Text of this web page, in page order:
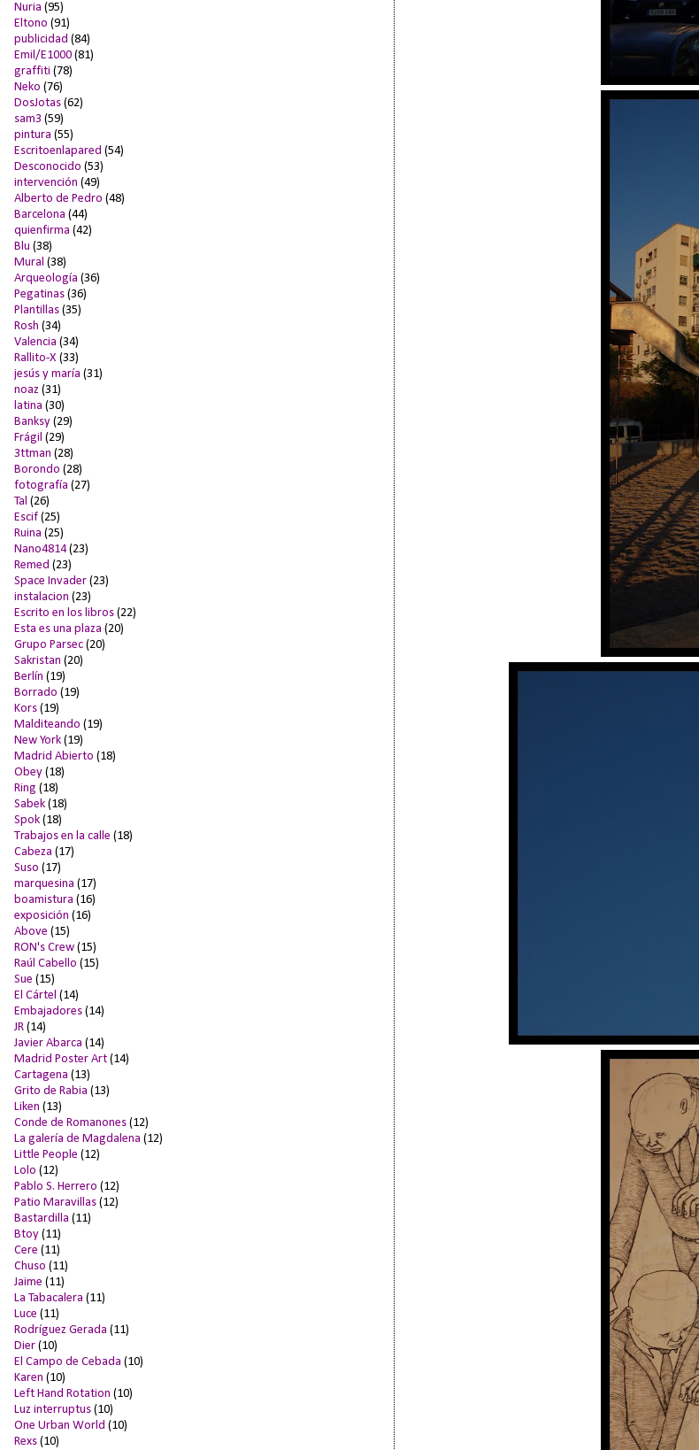
Nuria (95)
Eltono (91)
publicidad (84)
Emil/E1000 (81)
graffiti (78)
Neko (76)
DosJotas (62)
sam3 (59)
pintura (55)
Escritoenlapared (54)
Desconocido (53)
intervención (49)
Alberto de Pedro (48)
Barcelona (44)
quienfirma (42)
Blu (38)
Mural (38)
Arqueología (36)
Pegatinas (36)
Plantillas (35)
Rosh (34)
Valencia (34)
Rallito-X (33)
jesús y maría (31)
noaz (31)
latina (30)
Banksy (29)
Frágil (29)
3ttman (28)
Borondo (28)
fotografía (27)
Tal (26)
Escif (25)
Ruina (25)
Nano4814 (23)
Remed (23)
Space Invader (23)
instalacion (23)
Escrito en los libros (22)
Esta es una plaza (20)
Grupo Parsec (20)
Sakristan (20)
Berlín (19)
Borrado (19)
Kors (19)
Malditeando (19)
New York (19)
Madrid Abierto (18)
Obey (18)
Ring (18)
Sabek (18)
Spok (18)
Trabajos en la calle (18)
Cabeza (17)
Suso (17)
marquesina (17)
boamistura (16)
exposición (16)
Above (15)
RON's Crew (15)
Raúl Cabello (15)
Sue (15)
El Cártel (14)
Embajadores (14)
JR (14)
Javier Abarca (14)
Madrid Poster Art (14)
Cartagena (13)
Grito de Rabia (13)
Liken (13)
Conde de Romanones (12)
La galería de Magdalena (12)
Little People (12)
Lolo (12)
Pablo S. Herrero (12)
Patio Maravillas (12)
Bastardilla (11)
Btoy (11)
Cere (11)
Chuso (11)
Jaime (11)
La Tabacalera (11)
Luce (11)
Rodríguez Gerada (11)
Dier (10)
El Campo de Cebada (10)
Karen (10)
Left Hand Rotation (10)
Luz interruptus (10)
One Urban World (10)
Rexs (10)